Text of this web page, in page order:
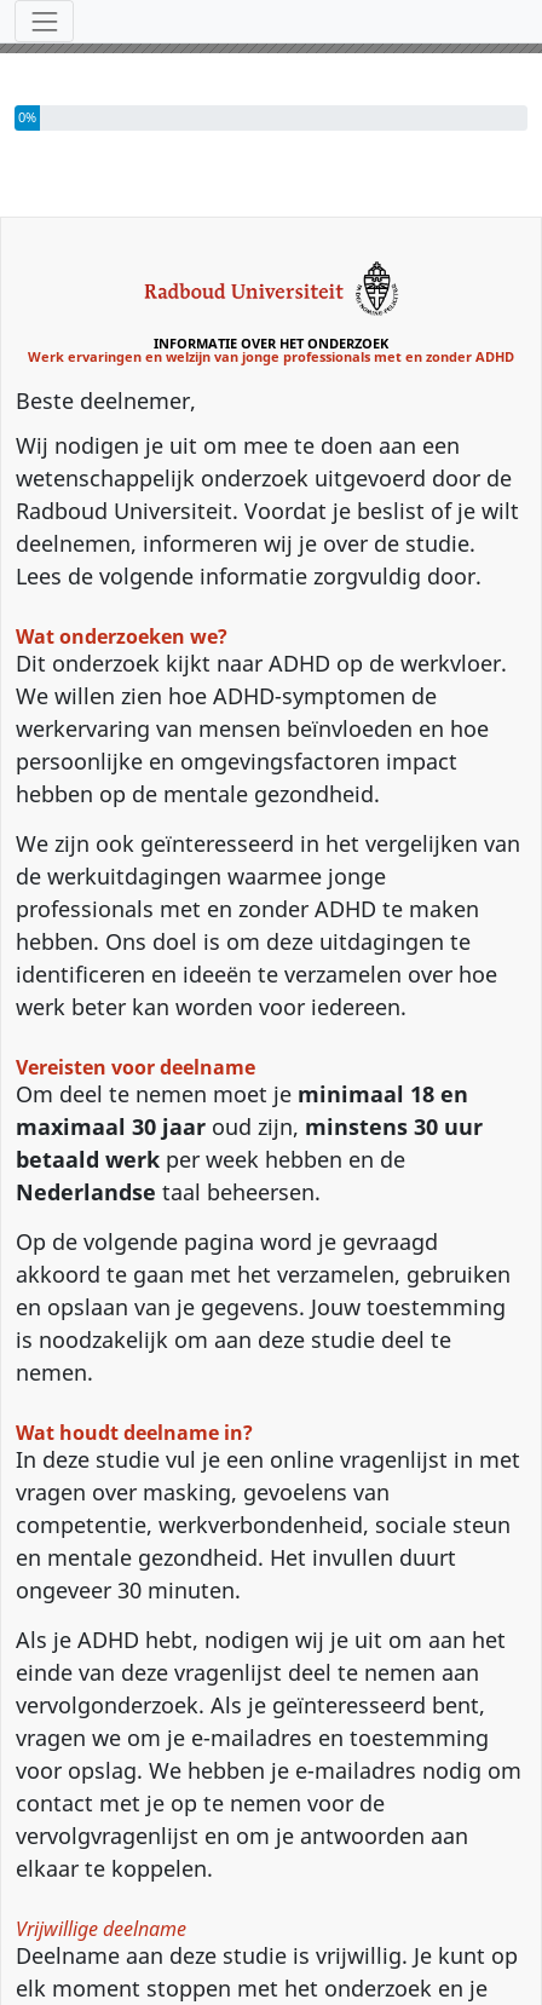
Hulpmiddelen
U heeft 0% van deze enquête ingevuld
0%
INFORMATIE OVER HET ONDERZOEK
Werk ervaringen en welzijn van jonge professionals met en zonder ADHD
Beste deelnemer,
Wij nodigen je uit om mee te doen aan een
wetenschappelijk onderzoek uitgevoerd door de
Radboud Universiteit. Voordat je beslist of je wilt
deelnemen, informeren wij je over de studie.
Lees de volgende informatie zorgvuldig door.
Wat onderzoeken we?
Dit onderzoek kijkt naar ADHD op de werkvloer.
We willen zien hoe ADHD-symptomen de
werkervaring van mensen beïnvloeden en hoe
persoonlijke en omgevingsfactoren impact
hebben op de mentale gezondheid.
We zijn ook geïnteresseerd in het vergelijken van
de werkuitdagingen waarmee jonge
professionals met en zonder ADHD te maken
hebben. Ons doel is om deze uitdagingen te
identificeren en ideeën te verzamelen over hoe
werk beter kan worden voor iedereen.
Vereisten voor deelname
Om deel te nemen moet je minimaal 18 en
maximaal 30 jaar oud zijn, minstens 30 uur
betaald werk per week hebben en de
Nederlandse taal beheersen.
Op de volgende pagina word je gevraagd
akkoord te gaan met het verzamelen, gebruiken
en opslaan van je gegevens. Jouw toestemming
is noodzakelijk om aan deze studie deel te
nemen.
Wat houdt deelname in?
In deze studie vul je een online vragenlijst in met
vragen over masking, gevoelens van
competentie, werkverbondenheid, sociale steun
en mentale gezondheid. Het invullen duurt
ongeveer 30 minuten.
Als je ADHD hebt, nodigen wij je uit om aan het
einde van deze vragenlijst deel te nemen aan
vervolgonderzoek. Als je geïnteresseerd bent,
vragen we om je e-mailadres en toestemming
voor opslag. We hebben je e-mailadres nodig om
contact met je op te nemen voor de
vervolgvragenlijst en om je antwoorden aan
elkaar te koppelen.
Vrijwillige deelname
Deelname aan deze studie is vrijwillig. Je kunt op
elk moment stoppen met het onderzoek en je